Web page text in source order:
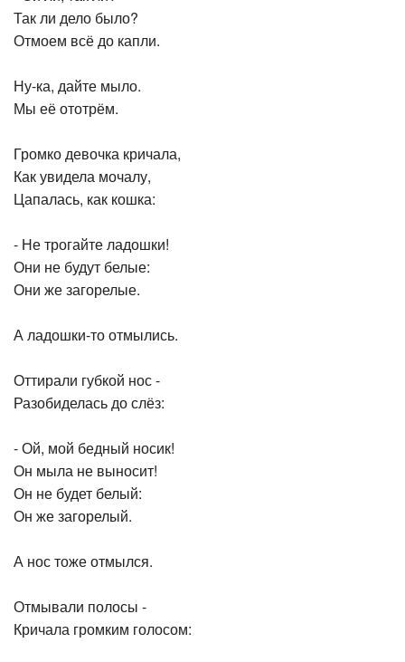
Так ли дело было?
Отмоем всё до капли.
Ну-ка, дайте мыло.
Мы её ототрём.
Громко девочка кричала,
Как увидела мочалу,
Цапалась, как кошка:
- Не трогайте ладошки!
Они не будут белые:
Они же загорелые.
А ладошки-то отмылись.
Оттирали губкой нос -
Разобиделась до слёз:
- Ой, мой бедный носик!
Он мыла не выносит!
Он не будет белый:
Он же загорелый.
А нос тоже отмылся.
Отмывали полосы -
Кричала громким голосом: